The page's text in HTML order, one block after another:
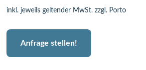
inkl. jeweils geltender MwSt. zzgl. Porto
Anfrage stellen!